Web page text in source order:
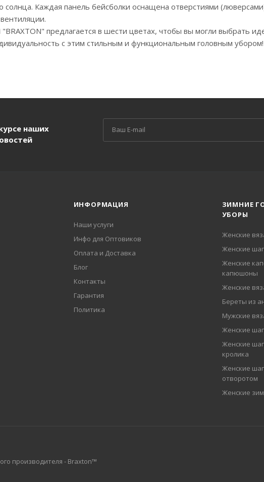
Каждая панель бейсболки оснащена отверстиями
предлагается в шести цветах, чтобы вы могли выбрать
с этим стильным и функциональным головным убором!
наших
ИНФОРМАЦИЯ
Наши услуги
Инфо для Оптовиков
Оплата и Доставка
Блог
Контакты
Гарантия
Политика
ЗИМНИЕ
УБОРЫ
Женские
Женские
Женские
капюшоны
Женские
Береты из
Мужские
Женские
Женские
кролика
Женские
отворотом
Женские
производителя - Braxton™